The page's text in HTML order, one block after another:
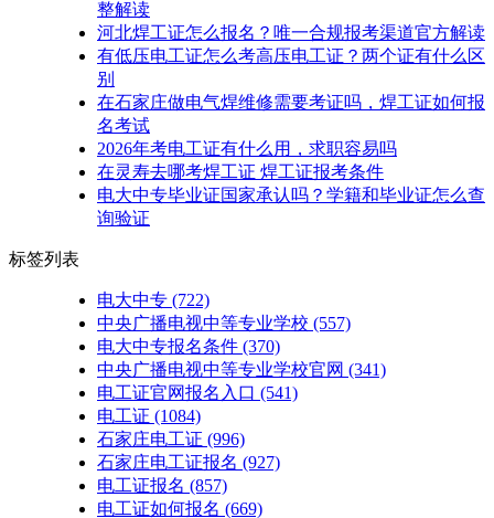
整解读
河北焊工证怎么报名？唯一合规报考渠道官方解读
有低压电工证怎么考高压电工证？两个证有什么区
别
在石家庄做电气焊维修需要考证吗，焊工证如何报
名考试
2026年考电工证有什么用，求职容易吗
在灵寿去哪考焊工证 焊工证报考条件
电大中专毕业证国家承认吗？学籍和毕业证怎么查
询验证
标签列表
电大中专 (722)
中央广播电视中等专业学校 (557)
电大中专报名条件 (370)
中央广播电视中等专业学校官网 (341)
电工证官网报名入口 (541)
电工证 (1084)
石家庄电工证 (996)
石家庄电工证报名 (927)
电工证报名 (857)
电工证如何报名 (669)